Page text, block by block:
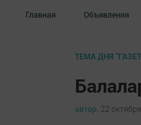
Главная Объявления
ТЕМА ДНЯ
автор, 22